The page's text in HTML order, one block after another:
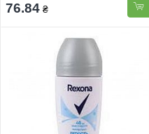
76.84 ₴